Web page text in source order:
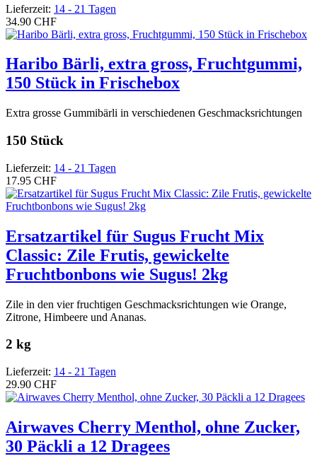
Lieferzeit: 14 - 21 Tagen
34.90 CHF
Haribo Bärli, extra gross, Fruchtgummi,
150 Stück in Frischebox
Extra grosse Gummibärli in verschiedenen Geschmacksrichtungen
150 Stück
Lieferzeit: 14 - 21 Tagen
17.95 CHF
Ersatzartikel für Sugus Frucht Mix
Classic: Zile Frutis, gewickelte
Fruchtbonbons wie Sugus! 2kg
Zile in den vier fruchtigen Geschmacksrichtungen wie Orange,
Zitrone, Himbeere und Ananas.
2 kg
Lieferzeit: 14 - 21 Tagen
29.90 CHF
Airwaves Cherry Menthol, ohne Zucker,
30 Päckli a 12 Dragees